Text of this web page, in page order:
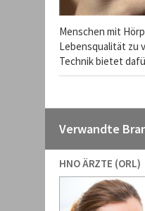
Menschen mit
Lebensqualität zu
Technik bietet
Verwandte
HNO ÄRZTE (ORL)